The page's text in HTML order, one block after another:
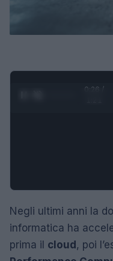
0:26 /
Negli ultimi anni la
informatica ha
prima il cloud, poi